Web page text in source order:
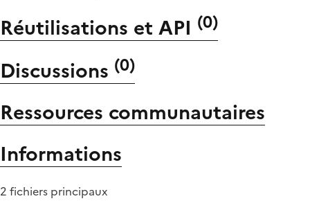
Réutilisations et API (0)
Discussions (0)
Ressources communautaires
Informations
2 fichiers principaux